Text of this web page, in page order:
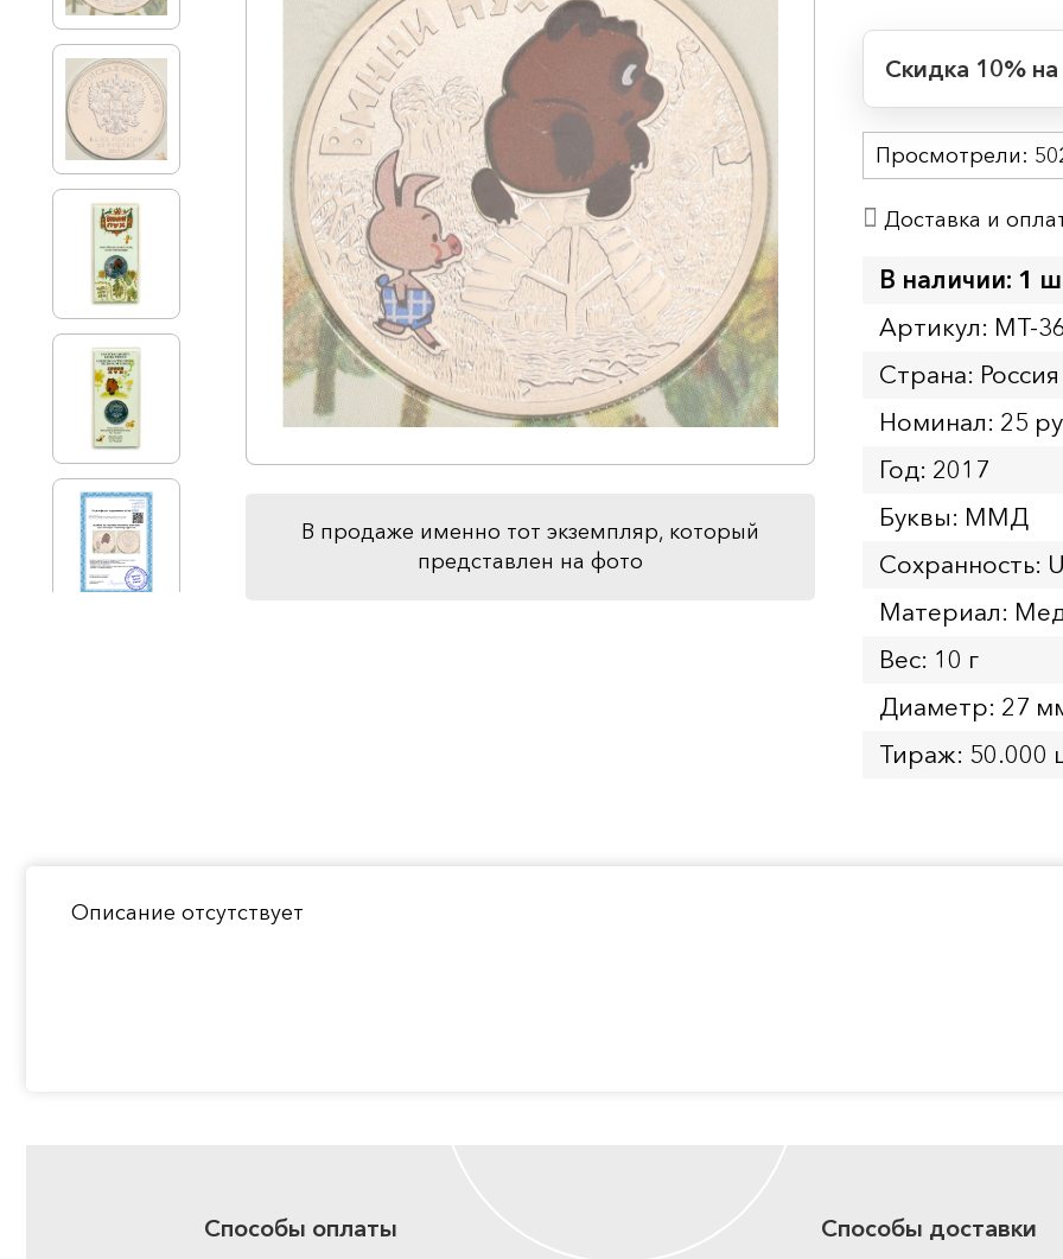
В продаже именно тот экземпляр, который
представлен на фото
Скидка 10%
Начало:
Окончание:
Просмотрели:
Доставка и
В наличии: 1
Артикул: MT-
Страна: Россия
Номинал: 25
Год: 2017
Буквы: ММД
Сохранность:
Материал:
Вес: 10 г
Диаметр: 27
Тираж: 50.000
Описание отсутствует
Способы оплаты Способы доставки